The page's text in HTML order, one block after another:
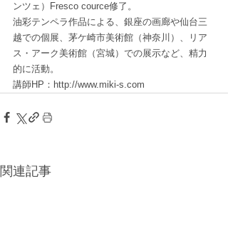
ンツェ）Fresco cource修了。
油彩テンペラ作品による、銀座の画廊や仙台三
越での個展、茅ケ崎市美術館（神奈川）、リア
ス・アーク美術館（宮城）での展示など、精力
的に活動。
講師HP：http://www.miki-s.com
関連記事